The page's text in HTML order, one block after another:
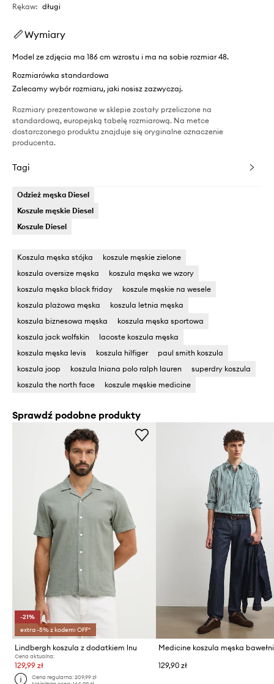
Rękaw: długi
Wymiary
Model ze zdjęcia ma 186 cm wzrostu i ma na sobie rozmiar 48.
Rozmiarówka standardowa
Zalecamy wybór rozmiaru, jaki nosisz zazwyczaj.
Rozmiary prezentowane w sklepie zostały przeliczone na
standardową, europejską tabelę rozmiarową. Na metce
dostarczonego produktu znajduje się oryginalne oznaczenie
producenta.
Tagi
Odzież męska Diesel
Koszule męskie Diesel
Koszule Diesel
Koszula męska stójka
koszule męskie zielone
koszula oversize męska
koszula męska we wzory
koszula męska black friday
koszule męskie na wesele
koszula plażowa męska
koszula letnia męska
koszula biznesowa męska
koszula męska sportowa
koszula jack wolfskin
lacoste koszula męska
koszula męska levis
koszula hilfiger
paul smith koszula
koszula joop
koszula lniana polo ralph lauren
superdry koszula
koszula the north face
koszule męskie medicine
Sprawdź podobne produkty
-21%
extra -5% z kodem: OFF*
Lindbergh koszula z dodatkiem lnu
Cena aktualna:
129,99 zł
Cena regularna:209,99 zł
Medicine koszula męska
129,90 zł